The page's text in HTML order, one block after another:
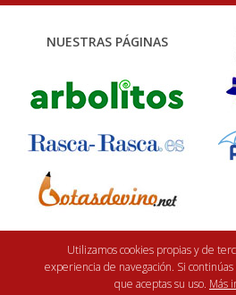
Utilizamos cookies propias y de
experiencia de navegación. Si
que aceptas su uso. Más
NUESTRAS PÁGINAS
Finca Casarejo 2026. Núcleo Zoológico:
<Rebuilding ideas/>